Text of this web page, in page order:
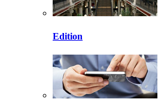
Edition